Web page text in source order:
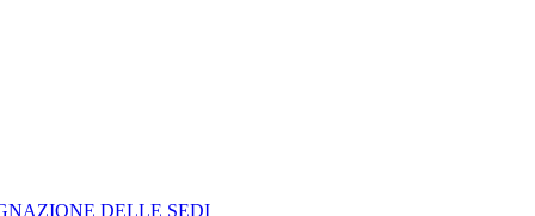
DELLE SEDI